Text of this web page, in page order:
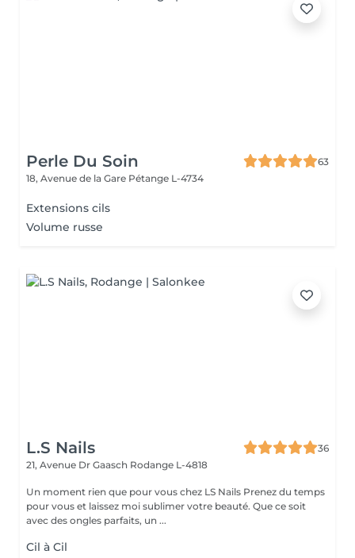
Perle Du Soin
63
18, Avenue de la Gare Pétange L-4734
Extensions cils
Volume russe
L.S Nails
36
21, Avenue Dr Gaasch Rodange L-4818
Un moment rien que pour vous chez LS Nails Prenez du temps
pour vous et laissez moi sublimer votre beauté. Que ce soit
avec des ongles parfaits, un ...
Cil à Cil